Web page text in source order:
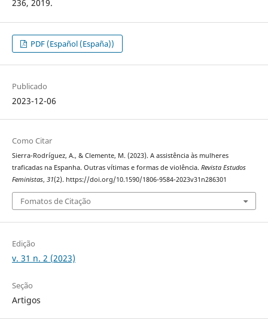
236, 2019.
PDF (Español (España))
Publicado
2023-12-06
Como Citar
Sierra-Rodríguez, A., & Clemente, M. (2023). A assistência às mulheres
traficadas na Espanha. Outras vítimas e formas de violência. Revista Estudos
Feministas, 31(2). https://doi.org/10.1590/1806-9584-2023v31n286301
Fomatos de Citação
Edição
v. 31 n. 2 (2023)
Seção
Artigos